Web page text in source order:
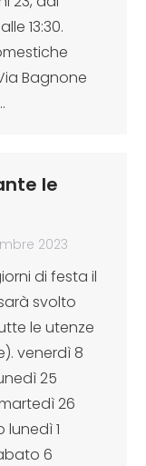
13:30.
Bagnone
le
2023
di festa il
svolto
le utenze
venerdì 8
25
26
1
6